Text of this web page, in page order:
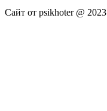
Сайт от psikhoter @ 2023